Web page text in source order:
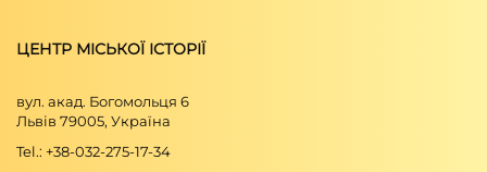
ЦЕНТР МІСЬКОЇ ІСТОРІЇ
вул. акад. Богомольця 6
Львів 79005, Україна
Tel.: +38-032-275-17-34